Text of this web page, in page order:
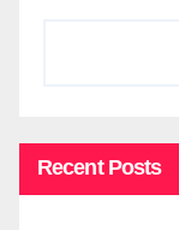
Recent Posts